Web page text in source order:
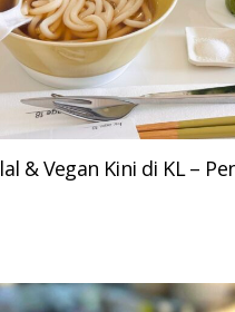
& Vegan Kini di KL –